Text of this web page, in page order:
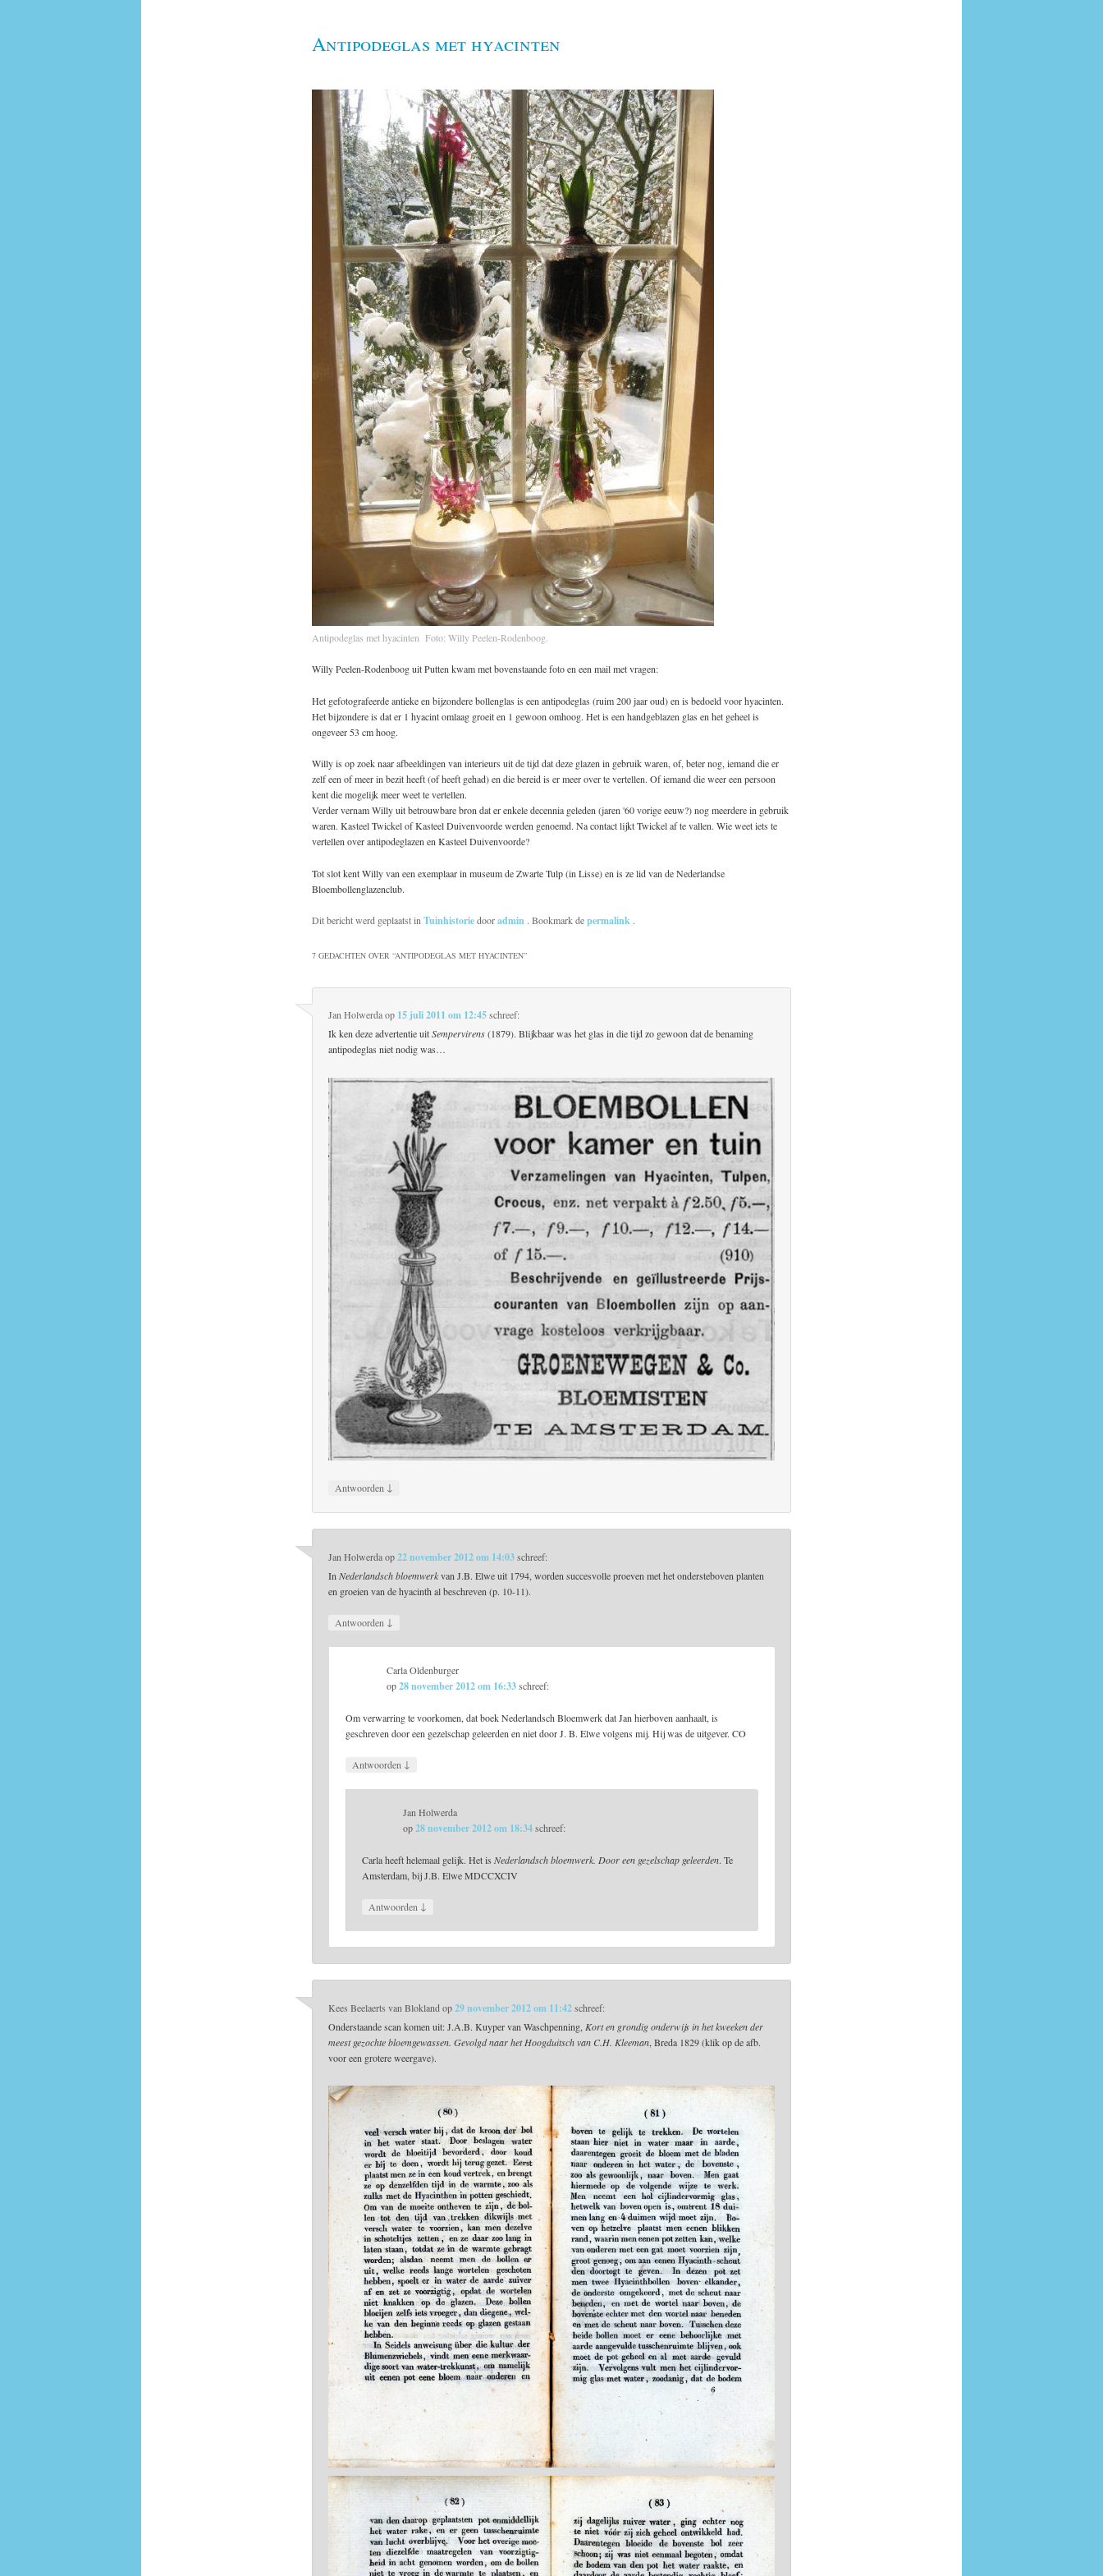
Antipodeglas met hyacinten
Antipodeglas met hyacinten Foto: Willy Peelen-Rodenboog.
Willy Peelen-Rodenboog uit Putten kwam met bovenstaande foto en een mail met vragen:
Het gefotografeerde antieke en bijzondere bollenglas is een antipodeglas (ruim 200 jaar oud) en is bedoeld voor hyacinten.
Het bijzondere is dat er 1 hyacint omlaag groeit en 1 gewoon omhoog. Het is een handgeblazen glas en het geheel is
ongeveer 53 cm hoog.
Willy is op zoek naar afbeeldingen van interieurs uit de tijd dat deze glazen in gebruik waren, of, beter nog, iemand die er
zelf een of meer in bezit heeft (of heeft gehad) en die bereid is er meer over te vertellen. Of iemand die weer een persoon
kent die mogelijk meer weet te vertellen.
Verder vernam Willy uit betrouwbare bron dat er enkele decennia geleden (jaren '60 vorige eeuw?) nog meerdere in gebruik
waren. Kasteel Twickel of Kasteel Duivenvoorde werden genoemd. Na contact lijkt Twickel af te vallen. Wie weet iets te
vertellen over antipodeglazen en Kasteel Duivenvoorde?
Tot slot kent Willy van een exemplaar in museum de Zwarte Tulp (in Lisse) en is ze lid van de Nederlandse
Bloembollenglazenclub.
Dit bericht werd geplaatst inTuinhistoriedooradmin . Bookmark depermalink .
7 GEDACHTEN OVER “ANTIPODEGLAS MET HYACINTEN”
Jan Holwerdaop 15 juli 2011 om 12:45 schreef:
Ik ken deze advertentie uitSempervirens(1879). Blijkbaar was het glas in die tijd zo gewoon dat de benaming
antipodeglas niet nodig was…
Antwoorden ↓
Jan Holwerdaop22 november 2012 om 14:03 schreef:
InNederlandsch bloemwerkvan J.B. Elwe uit 1794, worden succesvolle proeven met het ondersteboven planten
en groeien van de hyacinth al beschreven (p. 10-11).
Antwoorden ↓
Carla Oldenburger
op28 november 2012 om 16:33schreef:
Om verwarring te voorkomen, dat boek Nederlandsch Bloemwerk dat Jan hierboven aanhaalt, is
geschreven door een gezelschap geleerden en niet door J. B. Elwe volgens mij. Hij was de uitgever. CO
Antwoorden ↓
Jan Holwerda
op28 november 2012 om 18:34 schreef:
Carla heeft helemaal gelijk. Het isNederlandsch bloemwerk. Door een gezelschap geleerden. Te
Amsterdam, bij J.B. Elwe MDCCXCIV
Antwoorden ↓
Kees Beelaerts van Blokland op29 november 2012 om 11:42 schreef:
Onderstaande scan komen uit: J.A.B. Kuyper van Waschpenning, Kort en grondig onderwijs in het kweeken der
meest gezochte bloemgewassen. Gevolgd naar het Hoogduitsch van C.H. Kleeman , Breda 1829 (klik op de afb.
voor een grotere weergave).